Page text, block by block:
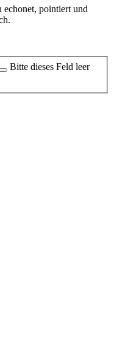
echonet, pointiert und
Bitte dieses Feld leer